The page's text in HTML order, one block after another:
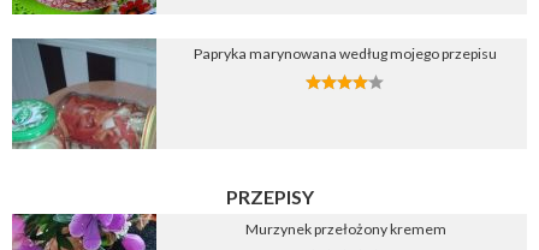
Papryka marynowana według mojego przepisu
PRZEPISY
Murzynek przełożony kremem